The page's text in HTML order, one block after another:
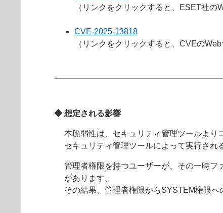
（リンクをクリックすると、ESET社の
CVE-2025-13818
（リンクをクリックすると、CVEの
◆ 想定される影響
本脆弱性は、セキュリティ管理ツールより
セキュリティ管理ツールによって実行され
管理者権限を持つユーザーが、その一時
があります。
その結果、管理者権限からSYSTEM権限へ